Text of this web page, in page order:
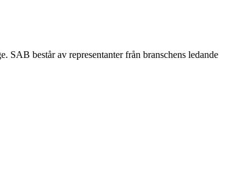
består av representanter från branschens ledande